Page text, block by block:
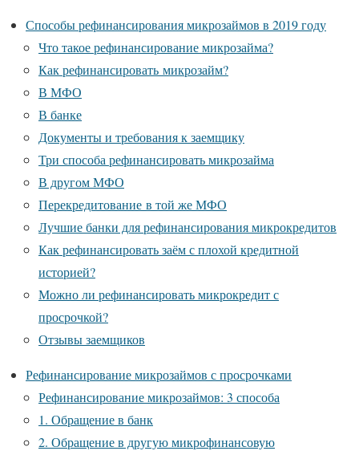
Способы рефинансирования микрозаймов в 2019 году
Что такое рефинансирование микрозайма?
Как рефинансировать микрозайм?
В МФО
В банке
Документы и требования к заемщику
Три способа рефинансировать микрозайма
В другом МФО
Перекредитование в той же МФО
Лучшие банки для рефинансирования микрокредитов
Как рефинансировать заём с плохой кредитной
историей?
Можно ли рефинансировать микрокредит с
просрочкой?
Отзывы заемщиков
Рефинансирование микрозаймов с просрочками
Рефинансирование микрозаймов: 3 способа
1. Обращение в банк
2. Обращение в другую микрофинансовую